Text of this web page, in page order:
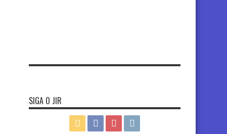
SIGA O JIR